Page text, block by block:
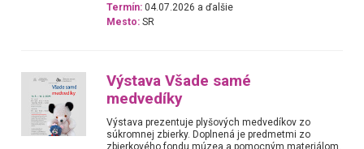
Termín: 04.07.2026 a ďalšie
Mesto: SR
Výstava Všade samé
medvedíky
Výstava prezentuje plyšových medvedíkov zo
súkromnej zbierky. Doplnená je predmetmi zo
zbierkového fondu múzea a pomocným materiálom,